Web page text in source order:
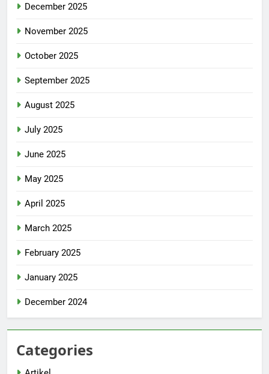
December 2025
November 2025
October 2025
September 2025
August 2025
July 2025
June 2025
May 2025
April 2025
March 2025
February 2025
January 2025
December 2024
Categories